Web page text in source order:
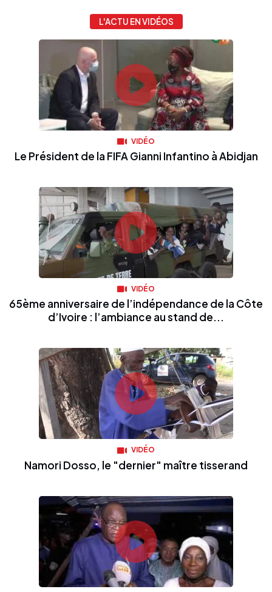
L'ACTU EN VIDÉOS
VIDÉO
Le Président de la FIFA Gianni Infantino à Abidjan
VIDÉO
65ème anniversaire de l’indépendance de la Côte
d’Ivoire : l’ambiance au stand de...
VIDÉO
Namori Dosso, le "dernier" maître tisserand